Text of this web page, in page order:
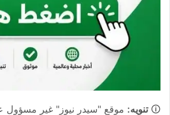
🛈تنويه: موقع "سيدر نيوز" غير مسؤول